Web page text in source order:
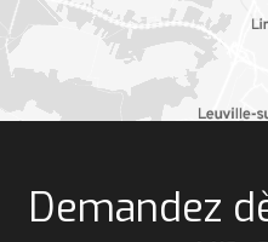
Demandez